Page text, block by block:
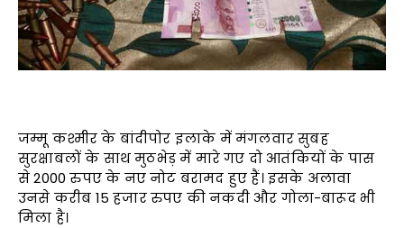
जम्मू कश्मीर के बांदीपोर इलाके में मंगलवार सुबह
सुरक्षाबलों के साथ मुठभेड़ में मारे गए दो आतंकियों के पास
से 2000 रुपए के नए नोट बरामद हुए हैं। इसके अलावा
उनसे करीब 15 हजार रुपए की नकदी और गोला-बारूद भी
मिला है।